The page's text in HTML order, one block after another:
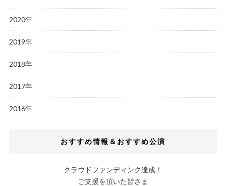
2020年
2019年
2018年
2017年
2016年
おすすめ情報＆おすすめ公演
クラウドファンディング達成！
ご支援を頂いた皆さま